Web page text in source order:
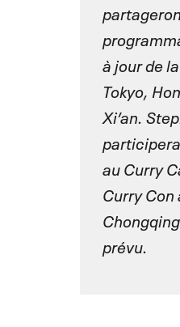
à jour de
Tokyo,
Xi’an.
au Curry
Curry Con
prévu.